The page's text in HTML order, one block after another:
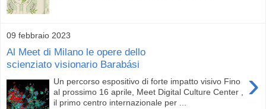
09 febbraio 2023
Al Meet di Milano le opere dello
scienziato visionario Barabási
›
Un percorso espositivo di forte impatto visivo Fino
al prossimo 16 aprile, Meet Digital Culture Center ,
il primo centro internazionale per ...